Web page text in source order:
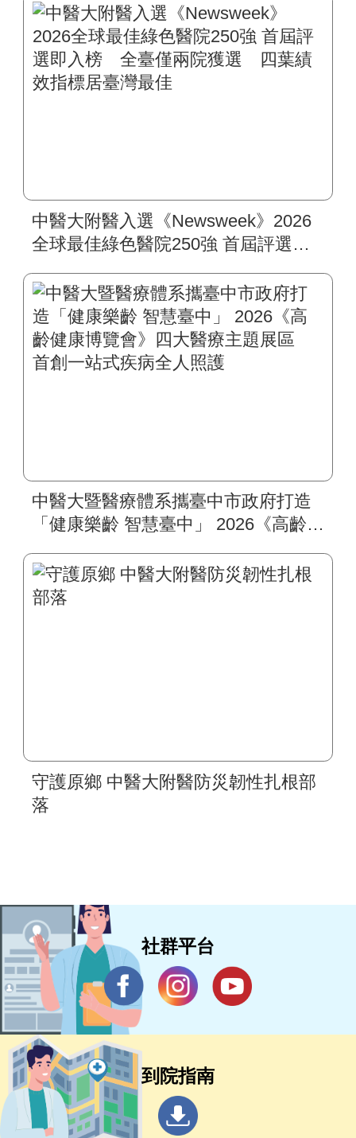
中醫大附醫入選《Newsweek》2026
全球最佳綠色醫院250強 首屆評選即
標居臺灣最佳
中醫大暨醫療體系攜臺中市政府打造
「健康樂齡 智慧臺中」 2026《高齡健
一站式疾病全人照護
守護原鄉 中醫大附醫防災韌性扎根部
落
社群平台
到院指南